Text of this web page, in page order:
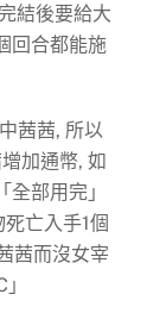
結後要給大
回合都能施
茜茜, 所以
加通幣, 如
部用完」
亡入手1個
茜而沒女宰